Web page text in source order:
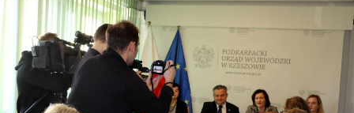
IMPREZY
ROZRYWKA
W KINACH